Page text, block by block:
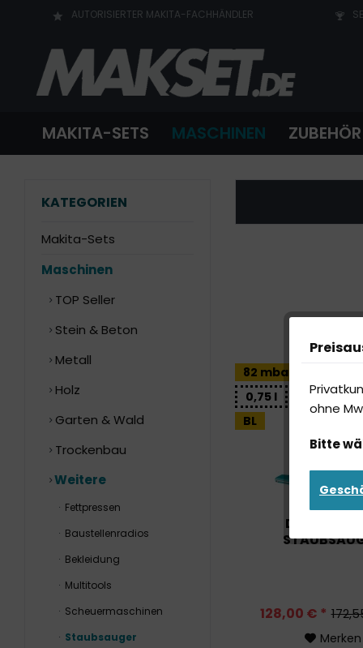
AUTORISIERTER MAKITA-FACHHÄNDLER
MAKITA-SETS MASCHINEN ZUBEHÖR
KATEGORIEN
Makita-Sets
Maschinen
TOP Seller
Stein & Beton
Metall
Holz
Garten & Wald
Trockenbau
Weitere
Fettpressen
Baustellenradios
Bekleidung
Multitools
Scheuermaschinen
Staubsauger
82 mbar
0,75 l
BL
DCL281
128,00 € *
Merken
ohne
Bitte